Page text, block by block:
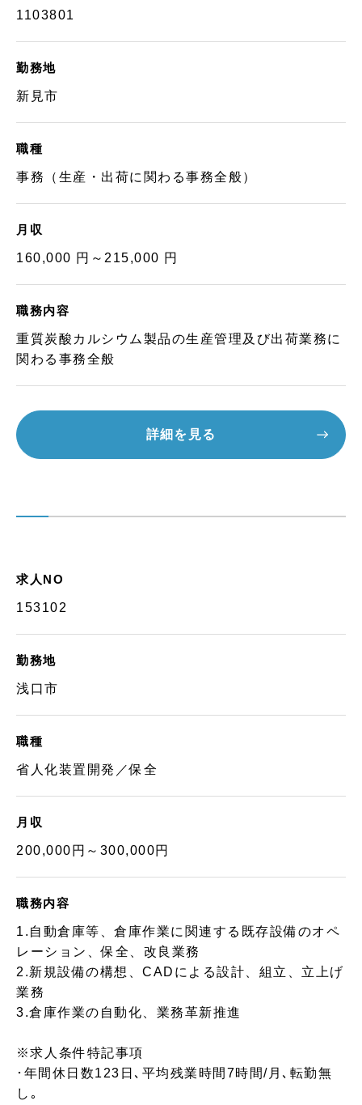
1103801
勤務地
新見市
職種
事務（生産・出荷に関わる事務全般）
月収
160,000 円～215,000 円
職務内容
重質炭酸カルシウム製品の生産管理及び出荷業務に
関わる事務全般
詳細を見る
求人NO
153102
勤務地
浅口市
職種
省人化装置開発／保全
月収
200,000円～300,000円
職務内容
1.自動倉庫等、倉庫作業に関連する既存設備のオペ
レーション、保全、改良業務
2.新規設備の構想、CADによる設計、組立、立上げ
業務
3.倉庫作業の自動化、業務革新推進
※求人条件特記事項
･年間休日数123日､平均残業時間7時間/月､転勤無
し｡